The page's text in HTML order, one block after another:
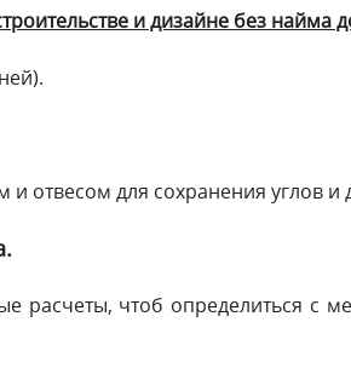
и дизайне без найма
отвесом для сохранения углов и
расчеты, чтоб определиться с